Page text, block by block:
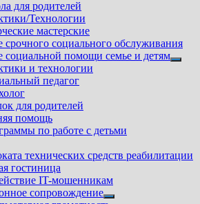
для родителей
Технологии
мастерские
срочного социального обслуживания
социальной помощи семье и детям
и технологии
педагог
для родителей
помощь
по работе с детьми
технических средств реабилитации
гостиница
IT-мошенникам
сопровождение
Показать